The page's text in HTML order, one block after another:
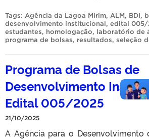
Tags: Agência da Lagoa Mirim, ALM, BDI,
desenvolvimento institucional, edital 005/
estudantes, homologação, laboratório de
programa de bolsas, resultados, seleção
Programa de Bolsas de
Desenvolvimento
Edital 005/2025
21/10/2025
A Agência para o Desenvolvimento